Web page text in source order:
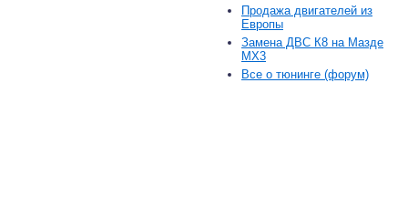
Продажа двигателей из
Европы
Замена ДВС К8 на Мазде
MX3
Все о тюнинге (форум)